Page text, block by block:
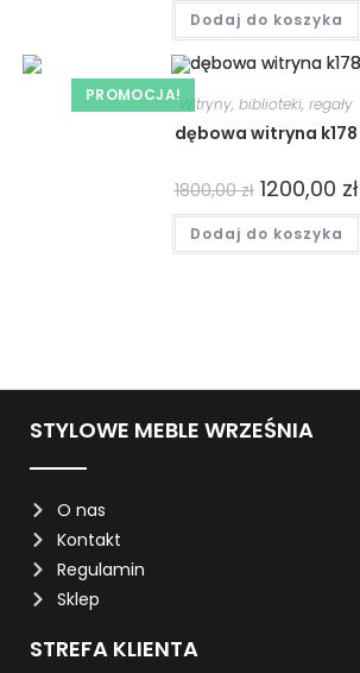
Dodaj do koszyka
PROMOCJA! Witryny, biblioteki, regały
dębowa witryna k178
1800,00zł 1200,00 zł
Dodaj do koszyka
STYLOWE MEBLE WRZEŚNIA
O nas
Kontakt
Regulamin
Sklep
STREFA KLIENTA